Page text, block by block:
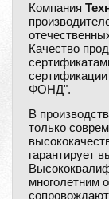
Компания
Качество
ФОНД".
В
только
гарантирует
многолетним